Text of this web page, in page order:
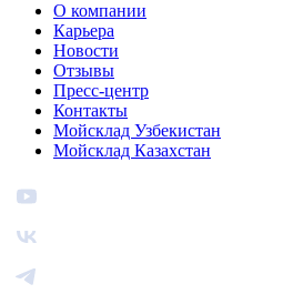
О компании
Карьера
Новости
Отзывы
Пресс-центр
Контакты
Мойсклад Узбекистан
Мойсклад Казахстан